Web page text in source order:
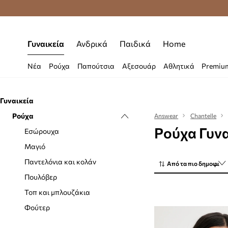
Δωρεάν
Γυναικεία Ανδρικά Παιδικά Home
Νέα Ρούχα Παπούτσια Αξεσουάρ Αθλητικά
Γυναικεία
Ρούχα
Εσώρουχα
Μαγιό
Παντελόνια και κολάν
Πουλόβερ
Τοπ και μπλουζάκια
Φούτερ
Answear Chantelle
Ρούχα
Από τα πιο δημοφιλή